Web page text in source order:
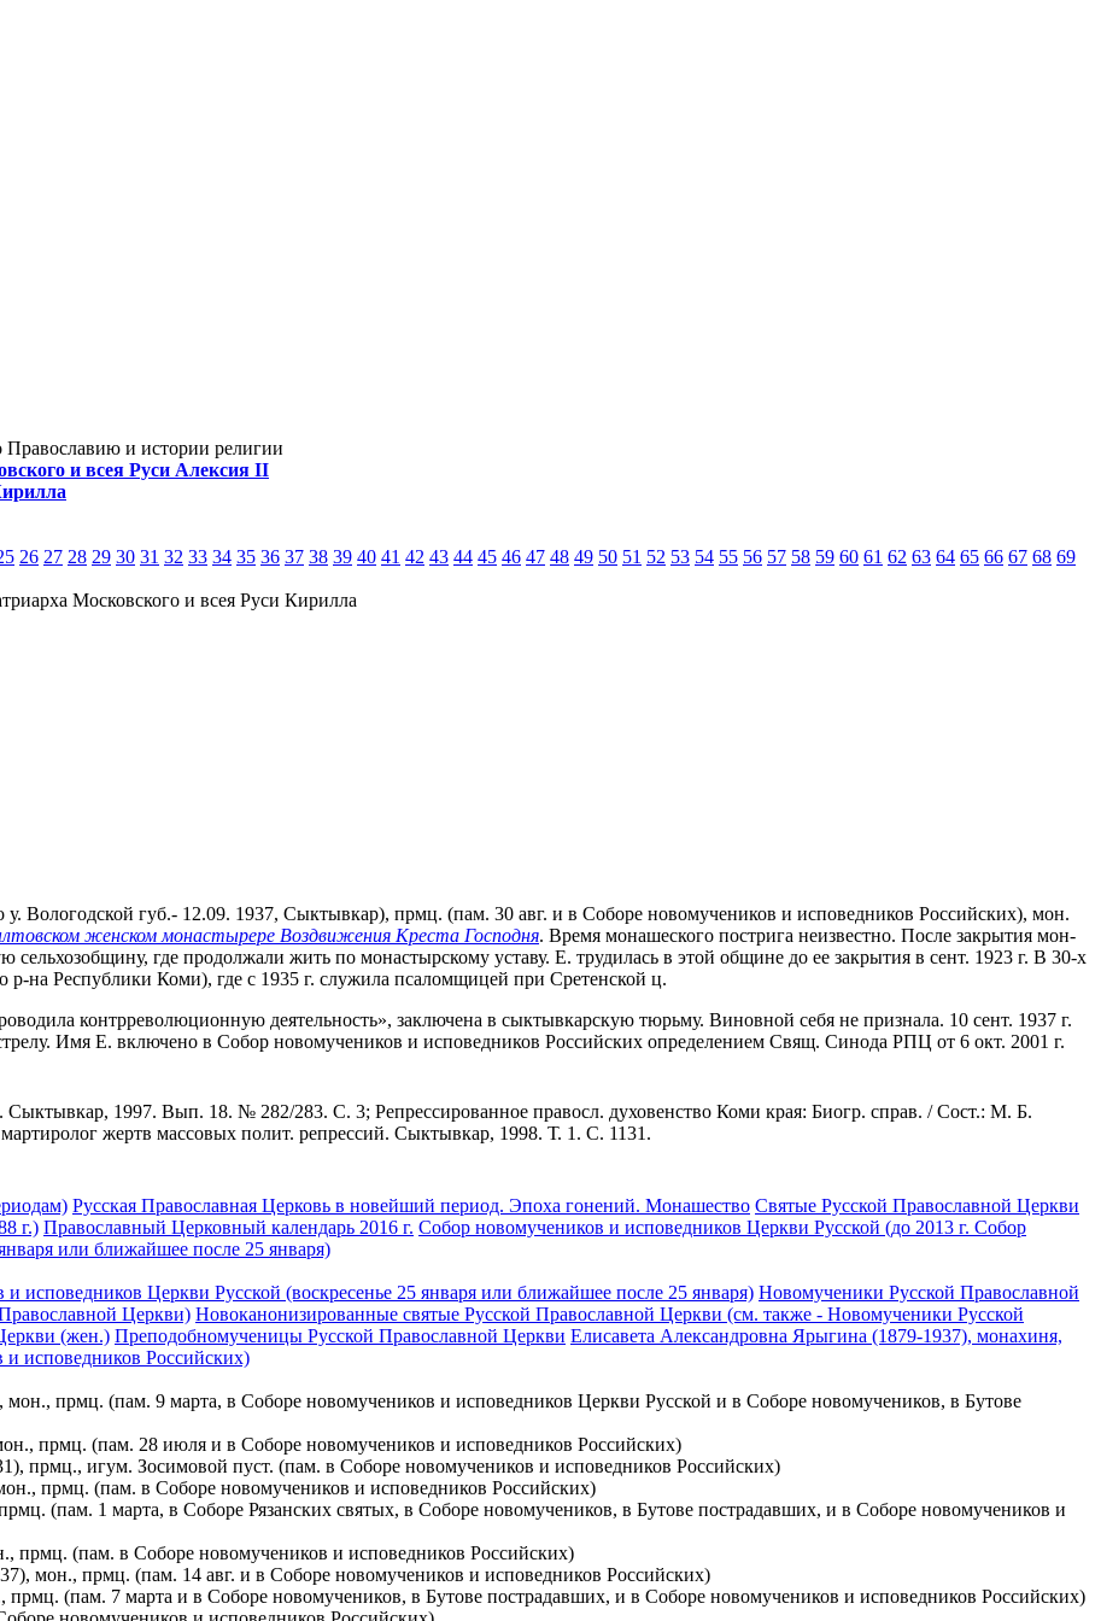
и истории религии
и всея Руси Алексия II
26 27 28 29 30 31 32 33 34 35 36 37 38 39 40 41 42 43 44 45 46 47 48 49 50 51 52 53 54 55 56 57 58 59 60 61 62 63 64 65 66 67 68 69
Московского и всея Руси Кирилла
Вологодской губ.- 12.09. 1937, Сыктывкар), прмц. (пам. 30 авг. и в Соборе новомучеников и исповедников Российских), мон.
женском монастырере Воздвижения Креста Господня. Время монашеского пострига неизвестно. После закрытия мон-
где продолжали жить по монастырскому уставу. Е. трудилась в этой общине до ее закрытия в сент. 1923 г. В 30-х
на Республики Коми), где с 1935 г. служила псаломщицей при Сретенской ц.
контрреволюционную деятельность», заключена в сыктывкарскую тюрьму. Виновной себя не признала. 10 сент. 1937 г.
Имя Е. включено в Собор новомучеников и исповедников Российских определением Свящ. Синода РПЦ от 6 окт. 2001 г.
1997. Вып. 18. № 282/283. С. 3; Репрессированное правосл. духовенство Коми края: Биогр. справ. / Сост.: М. Б.
жертв массовых полит. репрессий. Сыктывкар, 1998. Т. 1. С. 1131.
Русская Православная Церковь в новейший период. Эпоха гонений. Монашество Святые Русской Православной Церкви
г.) Православный Церковный календарь 2016 г. Собор новомучеников и исповедников Церкви Русской (до 2013 г. Собор
или ближайшее после 25 января)
исповедников Церкви Русской (воскресенье 25 января или ближайшее после 25 января) Новомученики Русской Православной
Церкви) Новоканонизированные святые Русской Православной Церкви (см. также - Новомученики Русской
(жен.) Преподобномученицы Русской Православной Церкви Елисавета Александровна Ярыгина (1879-1937), монахиня,
исповедников Российских)
прмц. (пам. 9 марта, в Соборе новомучеников и исповедников Церкви Русской и в Соборе новомучеников, в Бутове
прмц. (пам. 28 июля и в Соборе новомучеников и исповедников Российских)
прмц., игум. Зосимовой пуст. (пам. в Соборе новомучеников и исповедников Российских)
прмц. (пам. в Соборе новомучеников и исповедников Российских)
(пам. 1 марта, в Соборе Рязанских святых, в Соборе новомучеников, в Бутове пострадавших, и в Соборе новомучеников и
прмц. (пам. в Соборе новомучеников и исповедников Российских)
мон., прмц. (пам. 14 авг. и в Соборе новомучеников и исповедников Российских)
(пам. 7 марта и в Соборе новомучеников, в Бутове пострадавших, и в Соборе новомучеников и исповедников Российских)